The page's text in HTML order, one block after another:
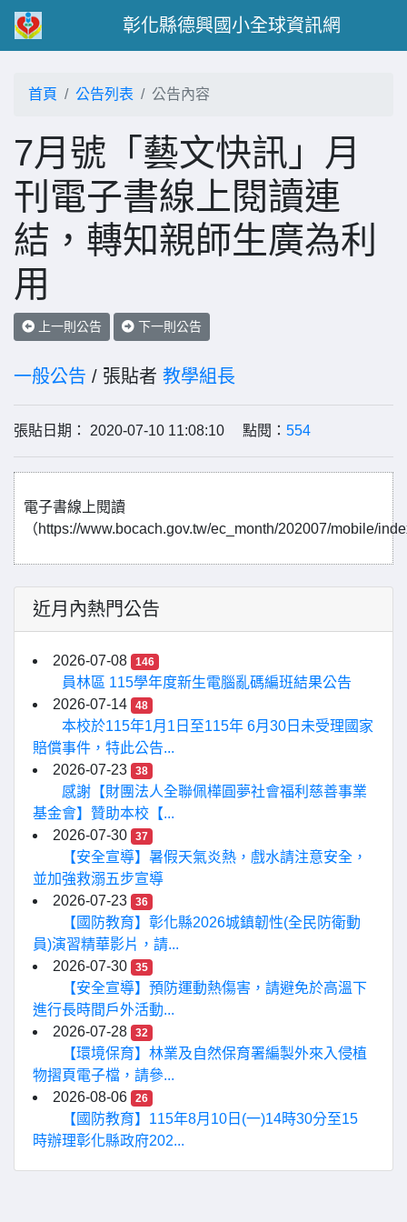
彰化縣德興國小全球資訊網
首頁 公告列表 公告內容
7月號「藝文快訊」月
刊電子書線上閱讀連
結，轉知親師生廣為利
用
上一則公告 下一則公告
一般公告 / 張貼者 教學組長
張貼日期： 2020-07-10 11:08:10 點閱： 554
電子書線上閱讀
（https://www.bocach.gov.tw/ec_month/202007/mobile/
近月內熱門公告
2026-07-08 146
員林區 115學年度新生電腦亂碼編班結果公告
2026-07-14
48
本校於115年1月1日至115年 6月30日未受理國家
賠償事件，特此公告...
2026-07-23
38
感謝【財團法人全聯佩樺圓夢社會福利慈善事業
基金會】贊助本校【...
2026-07-30
37
【安全宣導】暑假天氣炎熱，戲水請注意安全，
並加強救溺五步宣導
2026-07-23
36
【國防教育】彰化縣2026城鎮韌性(全民防衛動
員)演習精華影片，請...
2026-07-30
35
【安全宣導】預防運動熱傷害，請避免於高溫下
進行長時間戶外活動...
2026-07-28
32
【環境保育】林業及自然保育署編製外來入侵植
物摺頁電子檔，請參...
2026-08-06
26
【國防教育】115年8月10日(一)14時30分至15
時辦理彰化縣政府202...